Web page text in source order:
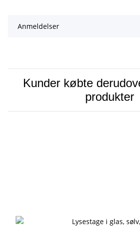
Anmeldelser
Kunder købte
produkter